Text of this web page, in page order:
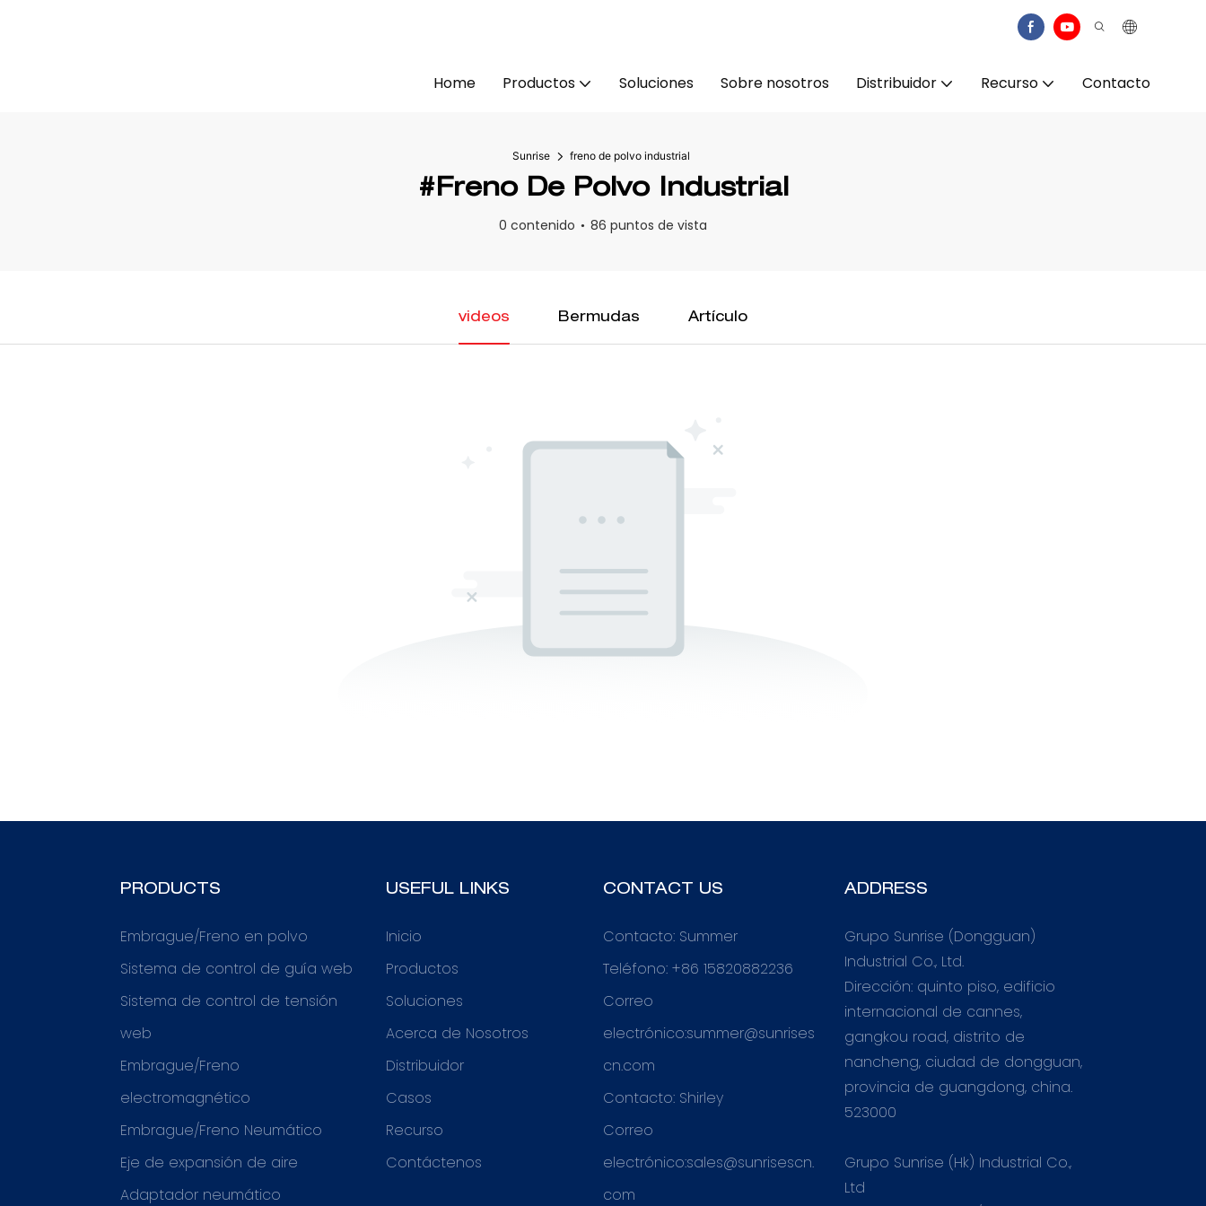
Home Productos Soluciones Sobre nosotros Distribuidor Recurso Contacto
Sunrise freno de polvo industrial
#freno De Polvo Industrial
0 contenido 86 puntos de vista
videos Bermudas Artículo
PRODUCTS
Embrague/Freno en polvo
Sistema de control de guía web
Sistema de control de tensión
web
Embrague/Freno
electromagnético
Embrague/Freno Neumático
Eje de expansión de aire
Adaptador neumático
USEFUL LINKS
Inicio
Productos
Soluciones
Acerca de Nosotros
Distribuidor
Casos
Recurso
Contáctenos
CONTACT US
Contacto: Summer
Teléfono: +86 15820882236
Correo
electrónico:summer@sunrises
cn.com
Contacto: Shirley
Correo
electrónico:sales@sunrisescn.
com
ADDRESS
Grupo Sunrise (Dongguan)
Industrial Co., Ltd.
Dirección: quinto piso, edificio
internacional de cannes,
gangkou road, distrito de
nancheng, ciudad de dongguan,
provincia de guangdong, china.
523000
Grupo Sunrise (Hk) Industrial Co.,
Ltd